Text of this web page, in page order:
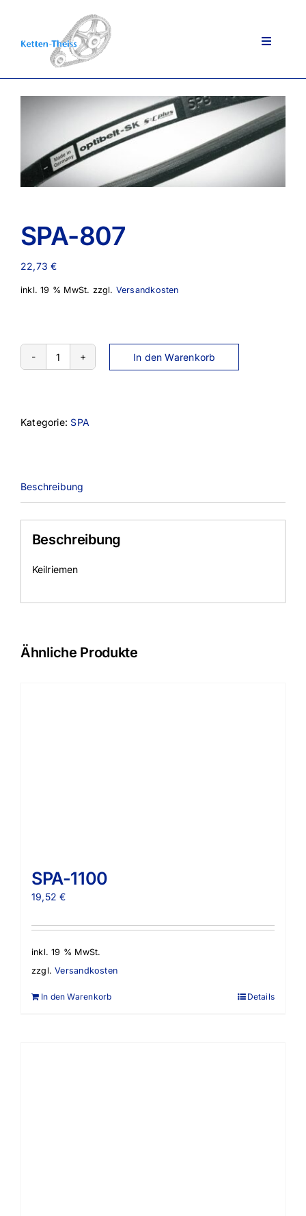
springen
Toggle
Ansprechpartner
Über uns
SPA-807
22,73€
inkl. 19 % MwSt. zzgl. Versandkosten
SPA-
In den Warenkorb
Kategorie: SPA
Beschreibung
Beschreibung
Keilriemen
Ähnliche Produkte
SPA-1100
19,52€
inkl. 19 % MwSt.
zzgl.Versandkosten
In den Warenkorb Details